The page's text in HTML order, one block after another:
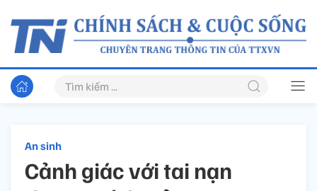
An sinh
Cảnh giác với tai nạn